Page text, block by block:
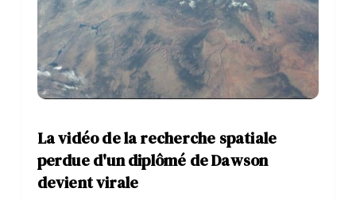
La vidéo de la recherche spatiale
perdue d'un diplômé de Dawson
devient virale